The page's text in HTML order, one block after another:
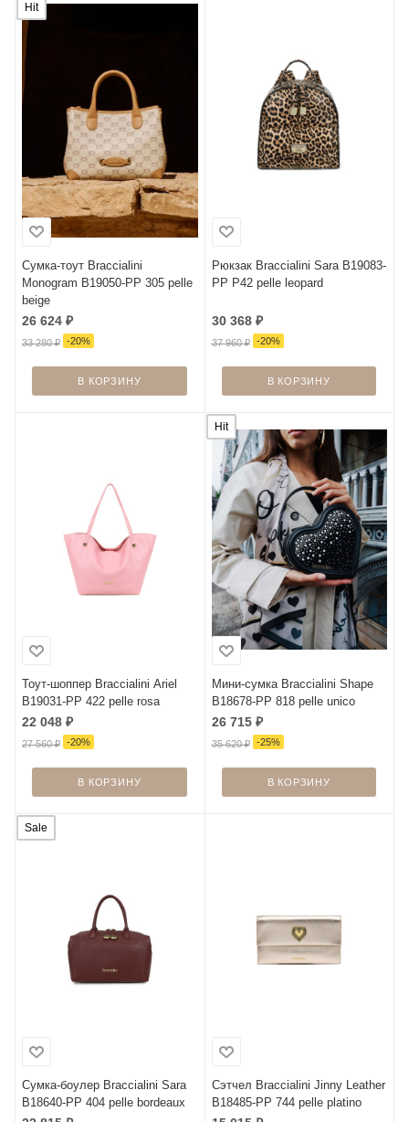
Hit
Сумка-тоут Braccialini
Monogram B19050-PP 305 pelle
beige
26 624 ₽
33 280₽ -20%
В КОРЗИНУ
Рюкзак Braccialini Sara B19083-
PP P42 pelle leopard
30 368₽
37 960₽ -20%
В КОРЗИНУ
Тоут-шоппер Braccialini Ariel
B19031-PP 422 pelle rosa
22 048 ₽
27 560₽ -20%
В КОРЗИНУ
Hit
Мини-сумка Braccialini Shape
B18678-PP 818 pelle unico
26 715₽
35 620₽ -25%
В КОРЗИНУ
Sale
Сумка-боулер Braccialini Sara
B18640-PP 404 pelle bordeaux
Сэтчел Braccialini Jinny Leather
B18485-PP 744 pelle platino